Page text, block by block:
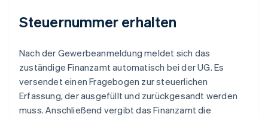
Steuernummer erhalten
Nach der Gewerbeanmeldung meldet sich das
zuständige Finanzamt automatisch bei der UG. Es
versendet einen Fragebogen zur steuerlichen
Erfassung, der ausgefüllt und zurückgesandt werden
muss. Anschließend vergibt das Finanzamt die